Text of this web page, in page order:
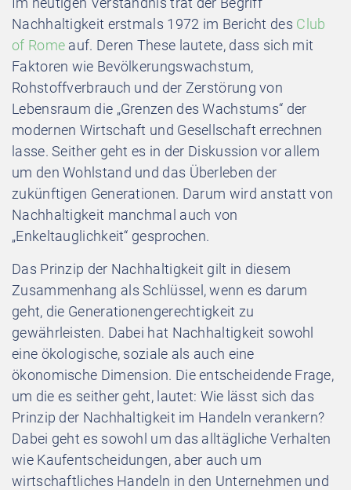
Nachhaltigkeit erstmals 1972 im Bericht des Club
of Rome auf. Deren These lautete, dass sich mit
Faktoren wie Bevölkerungswachstum,
Rohstoffverbrauch und der Zerstörung von
Lebensraum die „Grenzen des Wachstums“ der
modernen Wirtschaft und Gesellschaft errechnen
lasse. Seither geht es in der Diskussion vor allem
um den Wohlstand und das Überleben der
zukünftigen Generationen. Darum wird anstatt von
Nachhaltigkeit manchmal auch von
„Enkeltauglichkeit“ gesprochen.
Das Prinzip der Nachhaltigkeit gilt in diesem
Zusammenhang als Schlüssel, wenn es darum
geht, die Generationengerechtigkeit zu
gewährleisten. Dabei hat Nachhaltigkeit sowohl
eine ökologische, soziale als auch eine
ökonomische Dimension. Die entscheidende Frage,
um die es seither geht, lautet: Wie lässt sich das
Prinzip der Nachhaltigkeit im Handeln verankern?
Dabei geht es sowohl um das alltägliche Verhalten
wie Kaufentscheidungen, aber auch um
wirtschaftliches Handeln in den Unternehmen und